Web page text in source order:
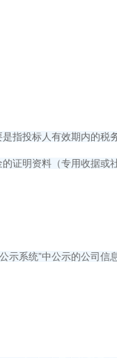
指投标人有效期内的税
证明资料（专用收据或
系统”中公示的公司